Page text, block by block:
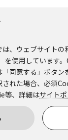
、ウェブサイトの
を使用しています
同意する」ボタン
された場合、必須
等、詳細はサイト
SNSでシェアする